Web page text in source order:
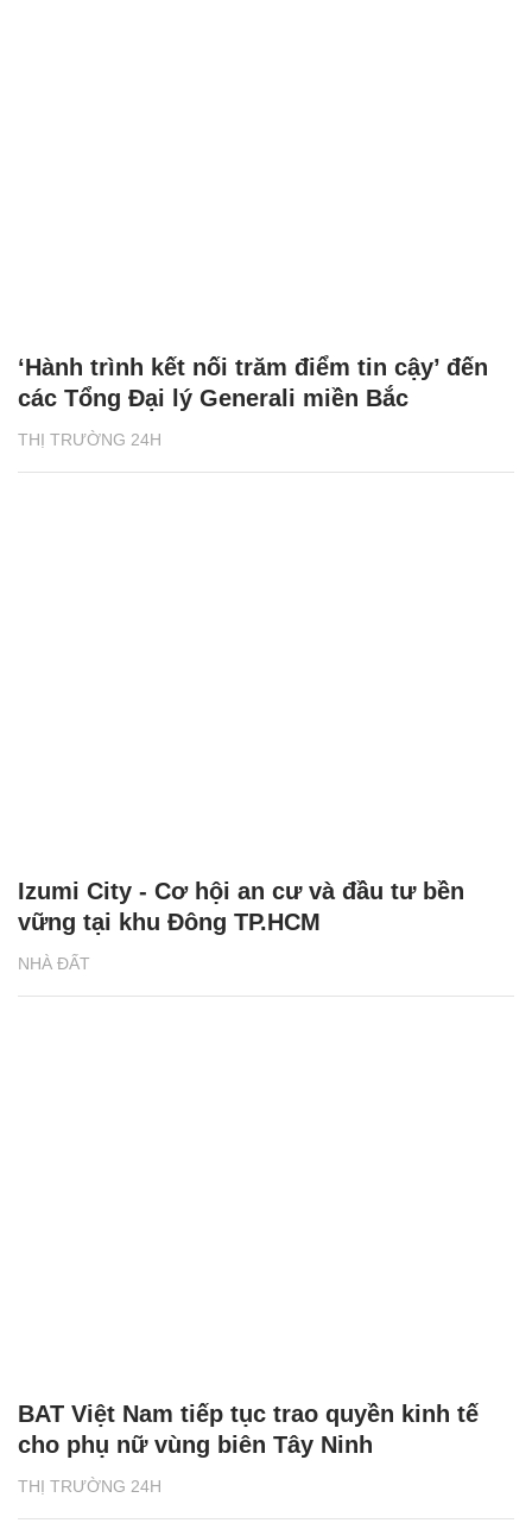
THỊ TRƯỜNG 24H
‘Hành trình kết nối trăm điểm tin cậy’ đến
các Tổng Đại lý Generali miền Bắc
NHÀ ĐẤT
Izumi City - Cơ hội an cư và đầu tư bền
vững tại khu Đông TP.HCM
THỊ TRƯỜNG 24H
BAT Việt Nam tiếp tục trao quyền kinh tế
cho phụ nữ vùng biên Tây Ninh